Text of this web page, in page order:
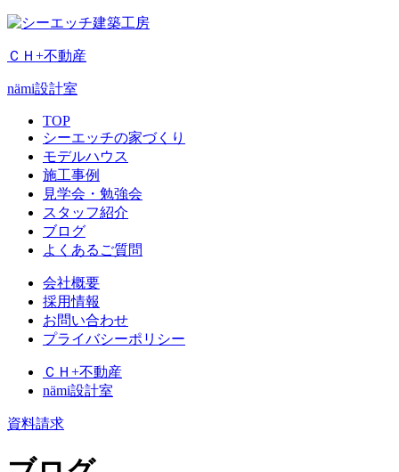
ＣＨ+不動産
nämi設計室
TOP
シーエッチの家づくり
モデルハウス
施工事例
見学会・勉強会
スタッフ紹介
ブログ
よくあるご質問
会社概要
採用情報
お問い合わせ
プライバシーポリシー
ＣＨ+不動産
nämi設計室
資料請求